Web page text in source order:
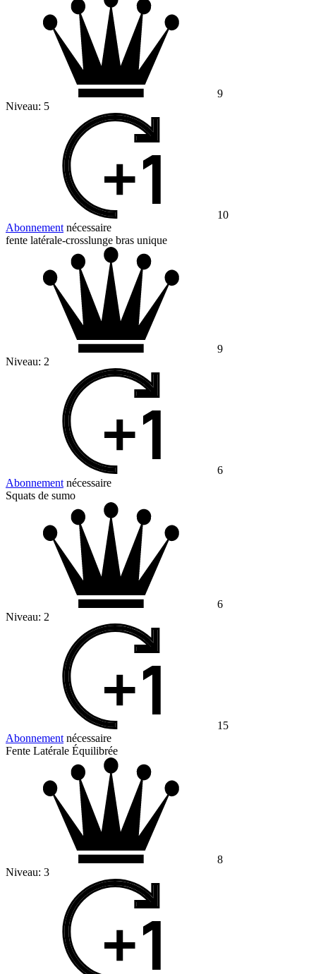
9
Niveau: 5
10
Abonnement nécessaire
fente latérale-crosslunge bras unique
9
Niveau: 2
6
Abonnement nécessaire
Squats de sumo
6
Niveau: 2
15
Abonnement nécessaire
Fente Latérale Équilibrée
8
Niveau: 3